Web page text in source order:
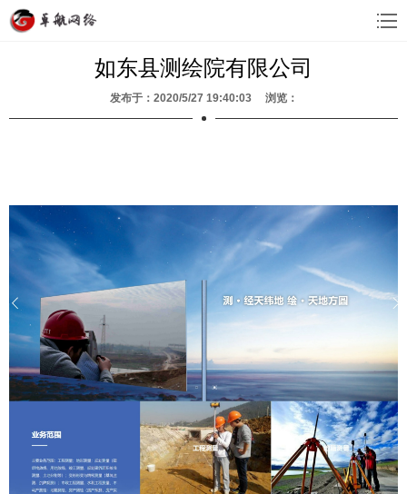
如东县测绘院有限公司
发布于：2020/5/27 19:40:03 浏览：